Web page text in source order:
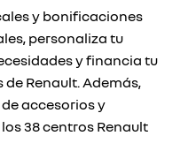
y bonificaciones
personaliza tu
y financia tu
Renault. Además,
accesorios y
38 centros Renault